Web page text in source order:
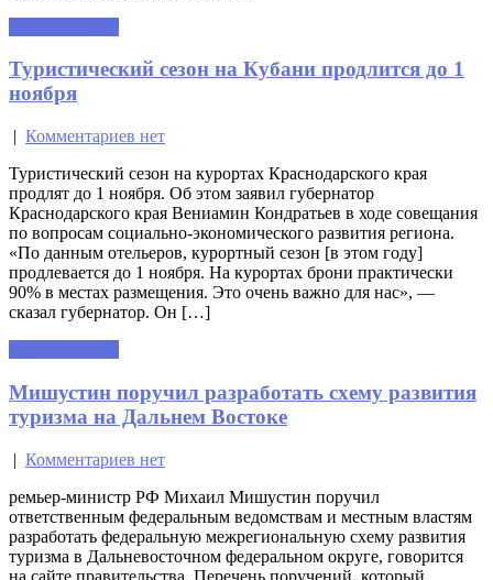
Туристический сезон на Кубани продлится до 1
ноября
| Комментариев нет
Туристический сезон на курортах Краснодарского края
продлят до 1 ноября. Об этом заявил губернатор
Краснодарского края Вениамин Кондратьев в ходе совещания
по вопросам социально-экономического развития региона.
«По данным отельеров, курортный сезон [в этом году]
продлевается до 1 ноября. На курортах брони практически
90% в местах размещения. Это очень важно для нас», —
сказал губернатор. Он […]
Мишустин поручил разработать схему развития
туризма на Дальнем Востоке
| Комментариев нет
ремьер-министр РФ Михаил Мишустин поручил
ответственным федеральным ведомствам и местным властям
разработать федеральную межрегиональную схему развития
туризма в Дальневосточном федеральном округе, говорится
на сайте правительства. Перечень поручений, который